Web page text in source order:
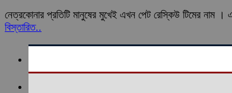
নেত্রকোনার প্রতিটি মানুষের মুখেই এখন পেট রেস্কিউ টিমের নাম
বিস্তারিত..